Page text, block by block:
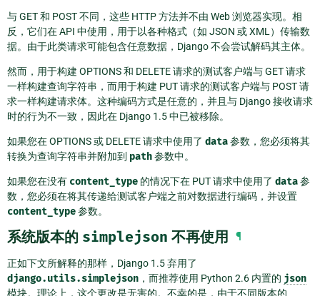
与 GET 和 POST 不同，这些 HTTP 方法并不由 Web 浏览器实现。相
反，它们在 API 中使用，用于以各种格式（如 JSON 或 XML）传输数
据。由于此类请求可能包含任意数据，Django 不会尝试解码其主体。
然而，用于构建 OPTIONS 和 DELETE 请求的测试客户端与 GET 请求
一样构建查询字符串，而用于构建 PUT 请求的测试客户端与 POST 请
求一样构建请求体。这种编码方式是任意的，并且与 Django 接收请求
时的行为不一致，因此在 Django 1.5 中已被移除。
如果您在 OPTIONS 或 DELETE 请求中使用了 data参数，您必须将其
转换为查询字符串并附加到 path参数中。
如果您在没有 content_type 的情况下在 PUT 请求中使用了 data参
数，您必须在将其传递给测试客户端之前对数据进行编码，并设置
content_type参数。
系统版本的 simplejson 不再使用 ¶
正如下文所解释的那样，Django 1.5 弃用了
django.utils.simplejson ，而推荐使用 Python 2.6 内置的 json
模块。理论上，这个更改是无害的。不幸的是，由于不同版本的